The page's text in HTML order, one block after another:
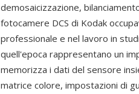
demosaicizzazione,
fotocamere DCS di Kodak
professionale e nel lavoro in
quell'epoca rappresentano un
memorizza i dati del sensore
matrice colore, impostazioni di